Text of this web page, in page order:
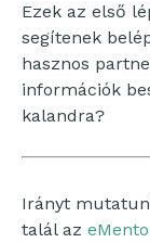
Ezek az első
segítenek
hasznos
információk
kalandra?
Irányt
talál az